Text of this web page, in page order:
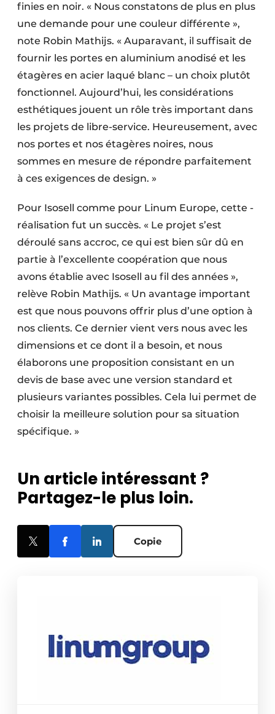
finies en noir. « Nous constatons de plus en plus
une demande pour une couleur différente »,
note Robin Mathijs. « Auparavant, il suffisait de
fournir les portes en aluminium anodisé et les
étagères en acier laqué blanc – un choix plutôt
fonctionnel. Aujourd’hui, les considérations
esthétiques jouent un rôle très important dans
les projets de libre-service. Heureusement, avec
nos portes et nos étagères noires, nous
sommes en mesure de répondre parfaitement
à ces exigences de design. »
Pour Isosell comme pour Linum Europe, cette ­
réalisation fut un succès. « Le projet s’est
déroulé sans accroc, ce qui est bien sûr dû en
partie à l’excellente coopération que nous
avons établie avec Isosell au fil des années »,
relève Robin Mathijs. « Un avantage important
est que nous pouvons offrir plus d’une option à
nos clients. Ce dernier vient vers nous avec les
dimensions et ce dont il a besoin, et nous
élaborons une proposition consistant en un
devis de base avec une ­version standard et
plusieurs variantes possibles. Cela lui permet de
choisir la meilleure solution pour sa situation
spécifique. »
Un article intéressant ?
Partagez-le plus loin.
Copie